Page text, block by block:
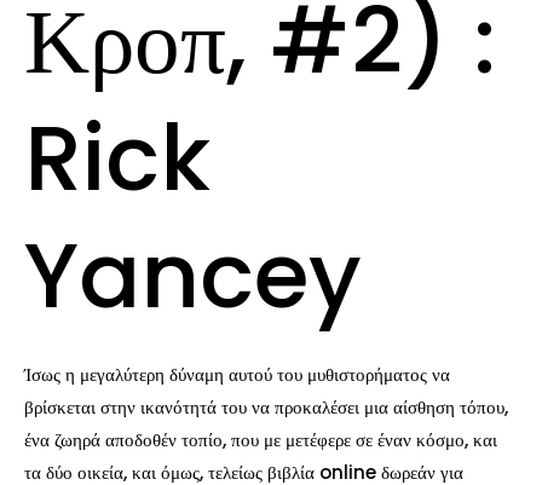
Κροπ, #2) :
Rick
Yancey
Ίσως η μεγαλύτερη δύναμη αυτού του μυθιστορήματος να
βρίσκεται στην ικανότητά του να προκαλέσει μια αίσθηση τόπου,
ένα ζωηρά αποδοθέν τοπίο, που με μετέφερε σε έναν κόσμο, και
τα δύο οικεία, και όμως, τελείως βιβλία online δωρεάν για